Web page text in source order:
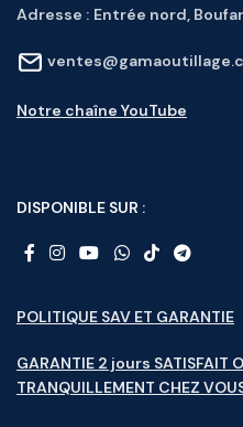
Adresse : Entrée nord,
Notre chaîne YouTube
DISPONIBLE SUR :
POLITIQUE SAV ET GARANTIE
GARANTIE 2 jours SATISFAIT
TRANQUILLEMENT CHEZ